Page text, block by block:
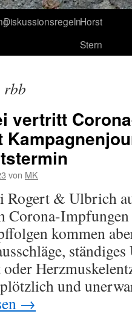
DiskussionsregelnHorst
Stern
rbb
vertritt
von MK
Rogert & Ulbrich
Corona-
kommen
und
→